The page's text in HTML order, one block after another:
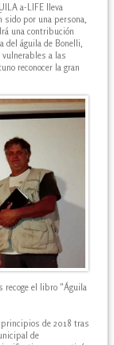
a-LIFE lleva
sido por una persona,
una contribución
del águila de Bonelli,
a las
reconocer la gran
recoge el libro "Águila
principios de 2018 tras
de